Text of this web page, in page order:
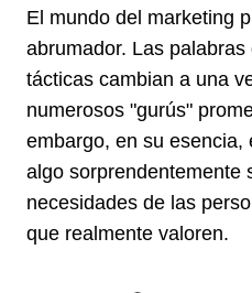
El mundo del marketing
abrumador. Las
tácticas cambian a una
numerosos "gurús"
embargo, en su esencia,
algo sorprendentemente
necesidades de las
que realmente valoren.